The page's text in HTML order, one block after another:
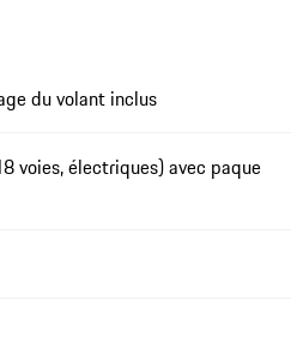
du volant inclus
voies, électriques) avec paque